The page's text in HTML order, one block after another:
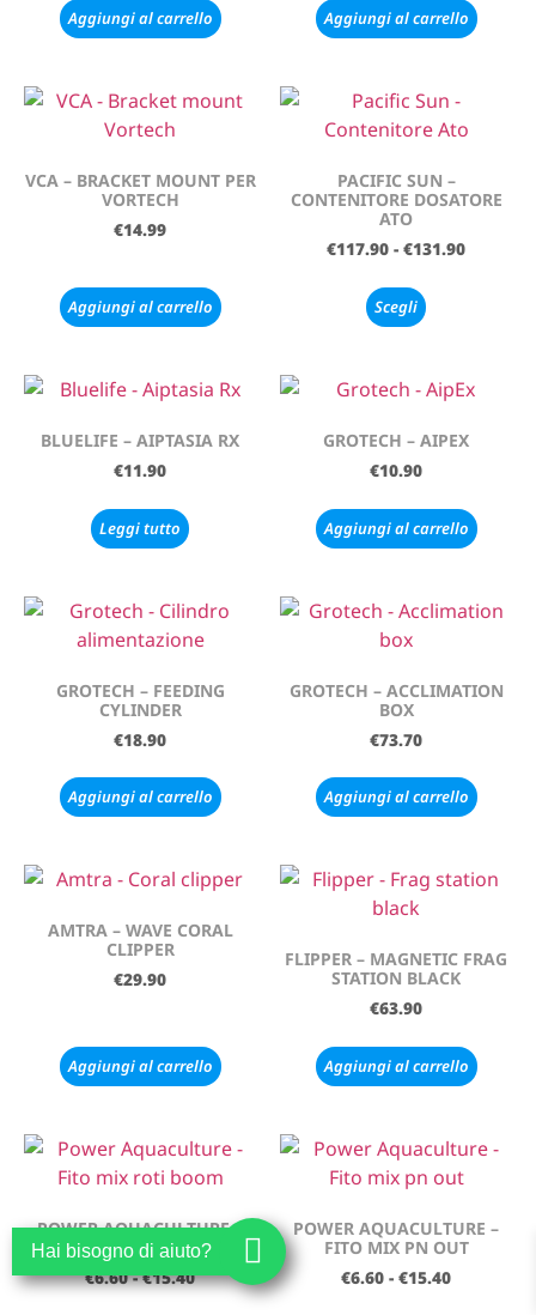
Aggiungi al carrello Aggiungi al carrello
VCA – BRACKET MOUNT PER
VORTECH
€14.99
Aggiungi al carrello
PACIFIC SUN –
CONTENITORE DOSATORE
ATO
€117.90 - €131.90
Scegli
BLUELIFE – AIPTASIA RX
€11.90
Leggi tutto
GROTECH – AIPEX
€10.90
Aggiungi al carrello
GROTECH – FEEDING
CYLINDER
€18.90
Aggiungi al carrello
GROTECH – ACCLIMATION
BOX
€73.70
Aggiungi al carrello
AMTRA – WAVE CORAL
CLIPPER
€29.90
Aggiungi al carrello
FLIPPER – MAGNETIC FRAG
STATION BLACK
€63.90
Aggiungi al carrello
POWER AQUACULTURE –
FITO MIX ROTI BOOM
€6.60 - €15.40
POWER AQUACULTURE –
FITO MIX PN OUT
€6.60 - €15.40
Hai bisogno di aiuto?